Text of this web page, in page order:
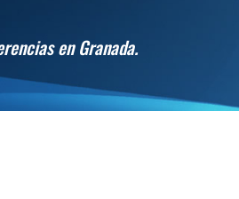
en Granada.